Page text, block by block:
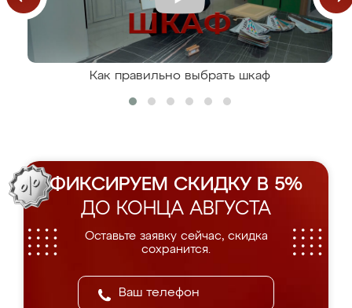
Как правильно выбрать шкаф
ФИКСИРУЕМ СКИДКУ В 5%
ДО КОНЦА АВГУСТА
Оставьте заявку сейчас, скидка
сохранится.